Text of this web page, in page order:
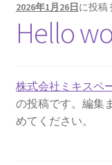
2026年1月26日 に投稿
Hello
株式会社ミキスペ
の投稿です。編集
めてください。